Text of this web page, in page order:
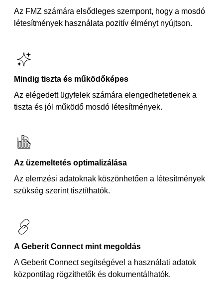
Az FMZ számára elsődleges szempont, hogy a mosdó
létesítmények használata pozitív élményt nyújtson.
Mindig tiszta és működőképes
Az elégedett ügyfelek számára elengedhetetlenek a
tiszta és jól működő mosdó létesítmények.
Az üzemeltetés optimalizálása
Az elemzési adatoknak köszönhetően a létesítmények
szükség szerint tisztíthatók.
A Geberit Connect mint megoldás
A Geberit Connect segítségével a használati adatok
központilag rögzíthetők és dokumentálhatók.